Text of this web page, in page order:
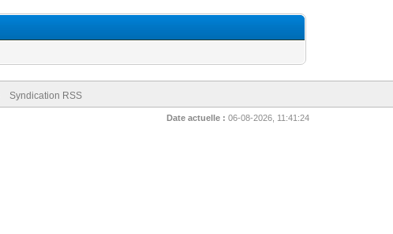
Syndication RSS
Date actuelle : 06-08-2026, 11:41:24